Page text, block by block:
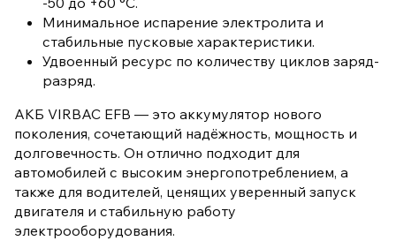
Минимальное испарение электролита и
стабильные пусковые характеристики.
Удвоенный ресурс по количеству циклов заряд-
разряд.
АКБ VIRBAC EFB — это аккумулятор нового
поколения, сочетающий надёжность, мощность и
долговечность. Он отлично подходит для
автомобилей с высоким энергопотреблением, а
также для водителей, ценящих уверенный запуск
двигателя и стабильную работу
электрооборудования.